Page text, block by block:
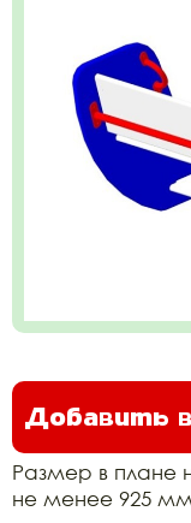
Добавить
Размер в плане
не менее 925